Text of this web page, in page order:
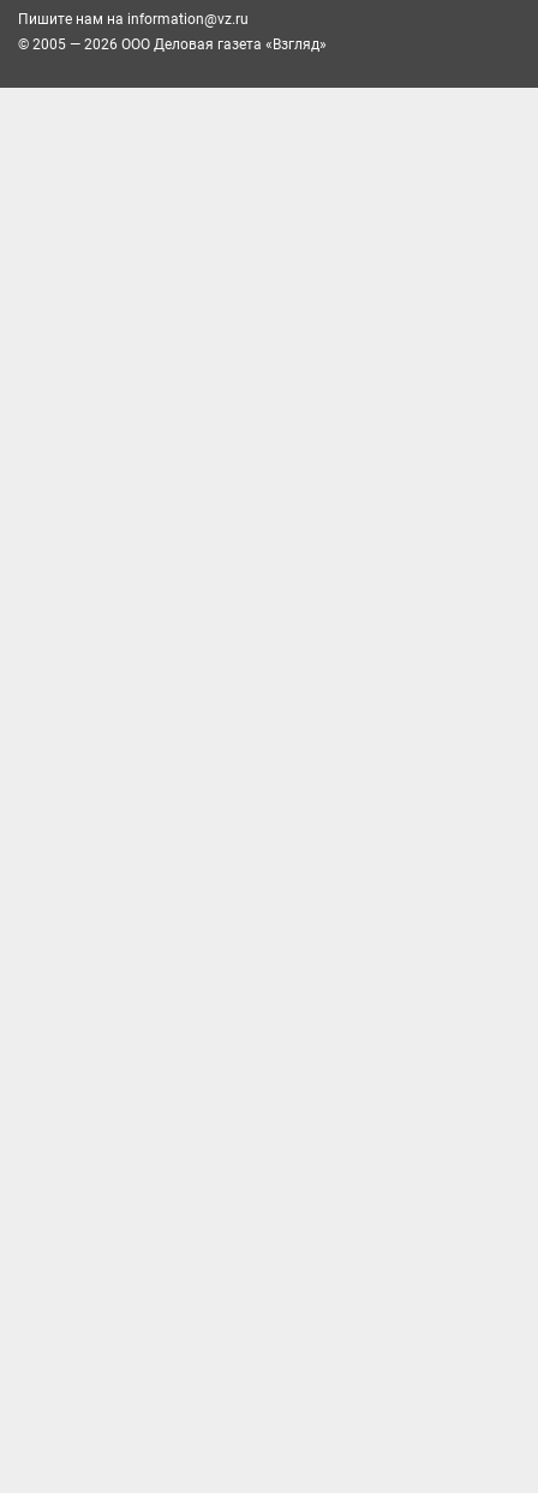
Пишите нам на information@vz.ru
© 2005 — 2026 ООО Деловая газета «Взгляд»